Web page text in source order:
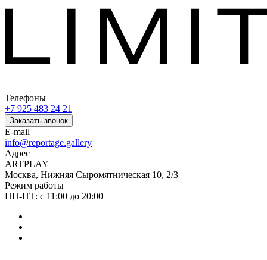
Телефоны
+7 925 483 24 21
Заказать звонок
E-mail
info@reportage.gallery
Адрес
ARTPLAY
Москва, Нижняя Сыромятническая 10, 2/3
Режим работы
ПН-ПТ: с 11:00 до 20:00